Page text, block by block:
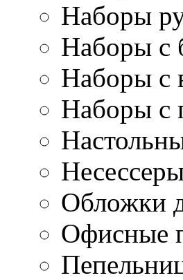
Наборы
Наборы с
Наборы с
Наборы с
Обложки
Офисные